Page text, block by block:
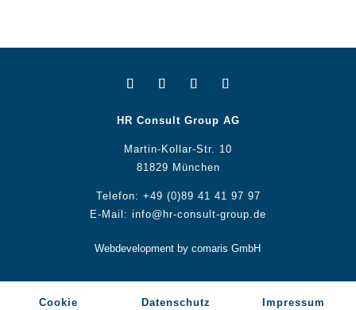
HR Consult Group AG
Martin-Kollar-Str. 10
81829 München
Telefon: +49 (0)89 41 41 97 97
E-Mail: info@hr-consult-group.de
Webdevelopment by comaris GmbH
Cookie
Datenschutz Impressum